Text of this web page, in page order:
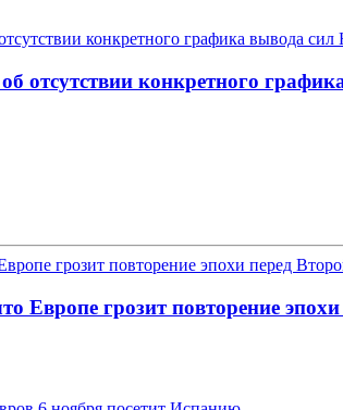
об отсутствии конкретного
Европе грозит повторение